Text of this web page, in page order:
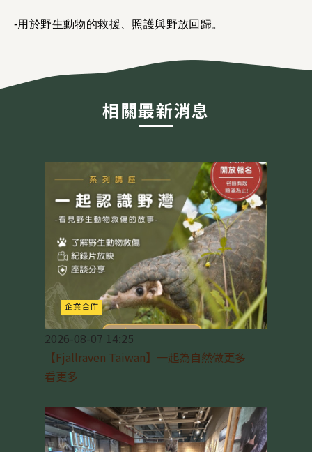
-用於野生動物的救援、照護與野放回歸。
相關最新消息
企業合作
2026-08-07 14:25
【Fjallraven Taiwan】一起為自然做更多
看更多